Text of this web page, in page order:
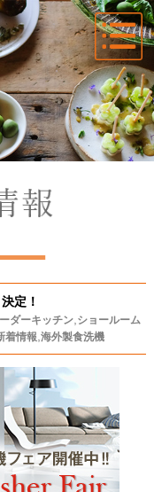
定！
ダーキッチン, ショールーム
着情報 海外製食洗機